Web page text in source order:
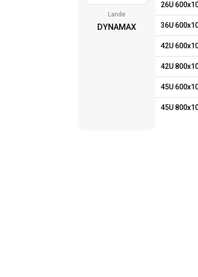
Lande
DYNAMAX
26U
36U
42U
42U
45U
45U